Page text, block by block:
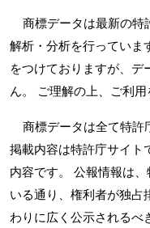
商標データは最新の特
解析・分析を行っていま
をつけておりますが、
ん。 ご理解の上、ご利用
商標データは全て特許
掲載内容は特許庁サイト
内容です。 公報情報は、
いる通り、権利者が独占
わりに広く公示されるべ